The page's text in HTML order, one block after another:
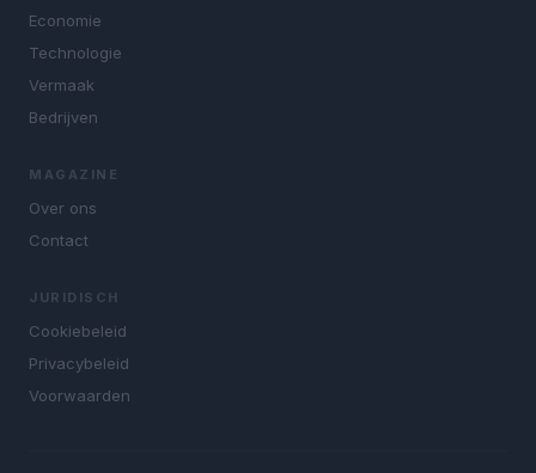
Economie
Technologie
Vermaak
Bedrijven
MAGAZINE
Over ons
Contact
JURIDISCH
Cookiebeleid
Privacybeleid
Voorwaarden